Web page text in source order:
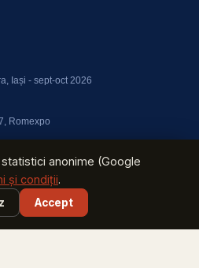
anonime (Google
și condiții.
Accept
Iași - sept-oct 2026
Romexpo
- 23 martie 2027